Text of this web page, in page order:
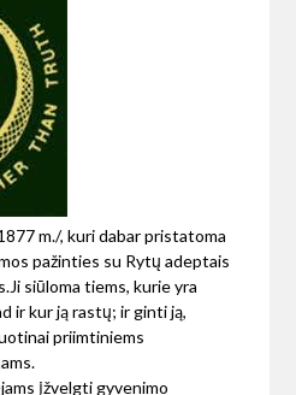
m./, kuri dabar pristatoma
pažinties su Rytų adeptais
Ji siūloma tiems, kurie yra
ir kur ją rastų; ir ginti ją,
priimtiniems
įžvelgti gyvenimo